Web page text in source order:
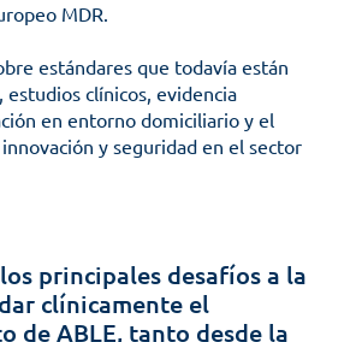
MDR.
estándares que todavía están
estudios clínicos, evidencia
en entorno domiciliario y el
y seguridad en el sector
principales desafíos a la
clínicamente el
de ABLE, tanto desde la